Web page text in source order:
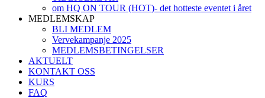
om HQ ON TOUR (HOT)- det hotteste eventet i året
MEDLEMSKAP
BLI MEDLEM
Vervekampanje 2025
MEDLEMSBETINGELSER
AKTUELT
KONTAKT OSS
KURS
FAQ